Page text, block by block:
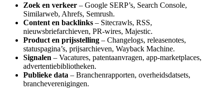
Zoek en verkeer – Google SERP’s, Search Console,
Similarweb, Ahrefs, Semrush.
Content en backlinks – Sitecrawls, RSS,
nieuwsbriefarchieven, PR-wires, Majestic.
Product en prijsstelling – Changelogs, releasenotes,
statuspagina’s, prijsarchieven, Wayback Machine.
Signalen – Vacatures, patentaanvragen, app-marketplaces,
advertentiebibliotheken.
Publieke data – Branchenrapporten, overheidsdatsets,
brancheverenigingen.